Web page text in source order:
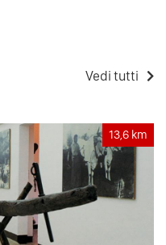
Vedi tutti
13,6 km